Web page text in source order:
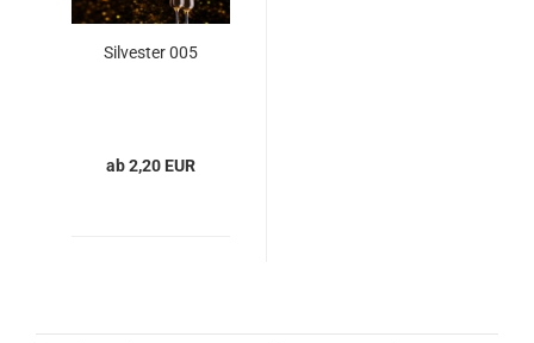
Silvester 005
ab 2,20 EUR